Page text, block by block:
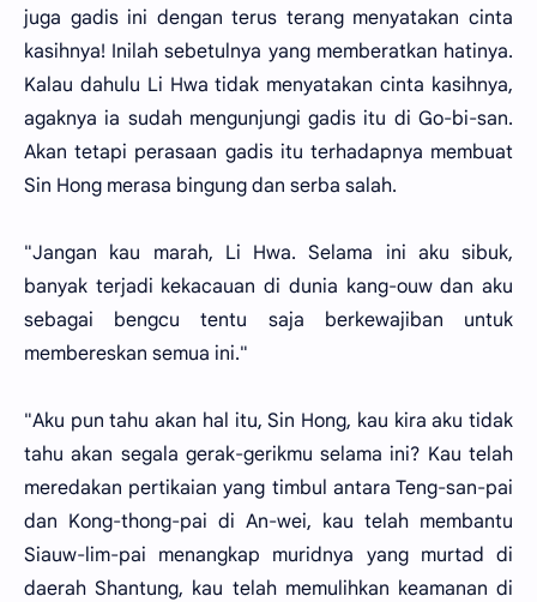
juga gadis ini dengan terus terang menyatakan cinta
kasihnya! Inilah sebetulnya yang memberatkan hatinya.
Kalau dahulu Li Hwa tidak menyatakan cinta kasihnya,
agaknya ia sudah mengunjungi gadis itu di Go-bi-san.
Akan tetapi perasaan gadis itu terhadapnya membuat
Sin Hong merasa bingung dan serba salah.
"Jangan kau marah, Li Hwa. Selama ini aku sibuk,
banyak terjadi kekacauan di dunia kang-ouw dan aku
sebagai bengcu tentu saja berkewajiban untuk
membereskan semua ini."
"Aku pun tahu akan hal itu, Sin Hong, kau kira aku tidak
tahu akan segala gerak-gerikmu selama ini? Kau telah
meredakan pertikaian yang timbul antara Teng-san-pai
dan Kong-thong-pai di An-wei, kau telah membantu
Siauw-lim-pai menangkap muridnya yang murtad di
daerah Shantung, kau telah memulihkan keamanan di